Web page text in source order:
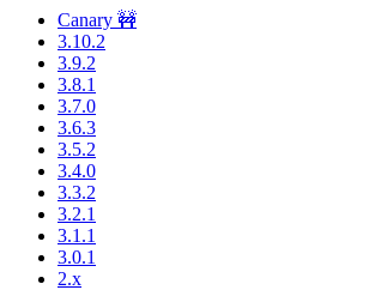
Canary 🚧
3.10.2
3.9.2
3.8.1
3.7.0
3.6.3
3.5.2
3.4.0
3.3.2
3.2.1
3.1.1
3.0.1
2.x